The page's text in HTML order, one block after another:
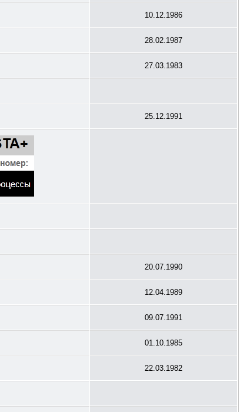
10.12.1986
28.02.1987
27.03.1983
25.12.1991
20.07.1990
12.04.1989
09.07.1991
01.10.1985
22.03.1982